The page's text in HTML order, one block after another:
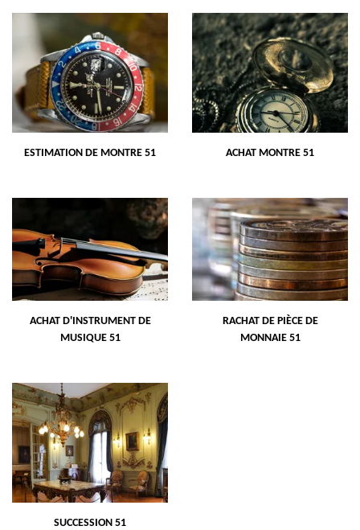
ESTIMATION DE MONTRE 51 ACHAT MONTRE 51
ACHAT D'INSTRUMENT DE
MUSIQUE 51
RACHAT DE PIÈCE DE
MONNAIE 51
SUCCESSION 51